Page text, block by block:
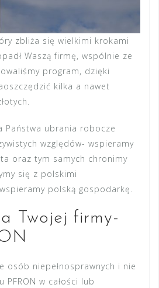
zbliża się wielkimi krokami
Waszą firmę, wspólnie ze
program, dzięki
kilka a nawet
Państwa ubrania robocze
względów- wspieramy
oraz tym samych chronimy
się z polskimi
polską gospodarkę.
Twojej firmy-
osób niepełnosprawnych i nie
w całości lub